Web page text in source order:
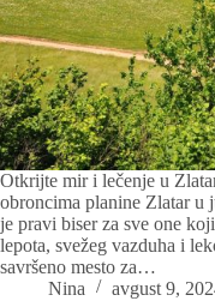
Otkrijte mir i lečenje u
obroncima planine Zlatar u
je pravi biser za sve one
lepota, svežeg vazduha i
savršeno mesto za…
Nina
avgust 9,